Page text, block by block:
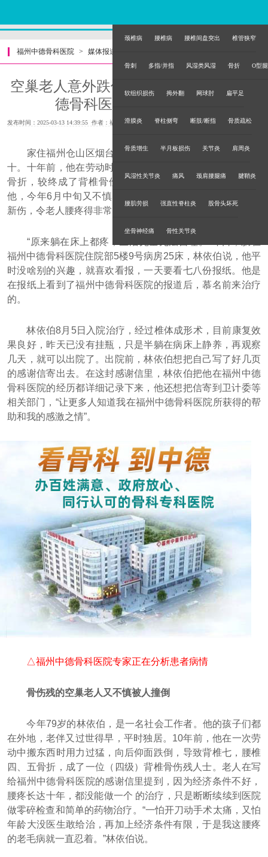
颈椎病 腰椎病 腰椎间盘突出 椎管狭窄
骨刺 多指/并指 风湿类风湿 骨折 O型腿
软组织损伤 拇外翻 网球肘 扁平足
滑膜炎 脊柱侧弯 断肢/断指 骨质疏松
骨质增生 半月板损伤 关节炎 肩周炎
风湿性关节炎 痛风 颈肩腰腿痛 腱鞘炎
腰肌劳损 强直性脊柱炎 股骨头坏死
坐骨神经痛 骨性关节炎
福州中德骨科医院 > 媒体报道
空巢老人意外跌倒多节腰椎骨折 福州中
德骨科医务人员热心相助
发布时间：2025-03-13 14:39:55 作者：福州中德骨科医院
家住福州仓山区烟台山附近的低保老人林依伯，年近八
十。十年前，他在劳动时意外跌倒，致背椎七，腰椎四、五
骨折，较终成了背椎骨伤残人（四级）。一直持续腰疼的
他，今年6月中旬又不慎被人撞倒，再度腰椎骨折。旧伤加
新伤，令老人腰疼得非常厉害。
“原来躺在床上都疼，生活完全无法自理。”昨日，躺在
福州中德骨科医院住院部5楼9号病房25床，林依伯说，他平
时没啥别的兴趣，就喜欢看报，一天要看七八份报纸。他是
在报纸上看到了福州中德骨科医院的报道后，慕名前来治疗
的。
林依伯8月5日入院治疗，经过椎体成形术，目前康复效
果良好，昨天已没有挂瓶，只是半躺在病床上静养，再观察
几天，就可以出院了。出院前，林依伯想把自己写了好几页
的感谢信寄出去。在这封感谢信里，林依伯把他在福州中德
骨科医院的经历都详细记录下来，他还想把信寄到卫计委等
相关部门，“让更多人知道我在福州中德骨科医院所获得的帮
助和我的感激之情”。
△福州中德骨科医院专家正在分析患者病情
骨伤残的空巢老人又不慎被人撞倒
今年79岁的林依伯，是一名社会工作者。他的孩子们都
在外地，老伴又过世得早，平时独居。10年前，他在一次劳
动中搬东西时用力过猛，向后仰面跌倒，导致背椎七，腰椎
四、五骨折，成了一位（四级）背椎骨伤残人士。老人在写
给福州中德骨科医院的感谢信里提到，因为经济条件不好，
腰疼长达十年，都没能做一个 的治疗，只是断断续续到医院
做零碎检查和简单的药物治疗。“一怕开刀动手术太痛，又怕
年龄大没医生敢给治，再加上经济条件有限，于是我这腰疼
的老毛病就一直忍着。”林依伯说。